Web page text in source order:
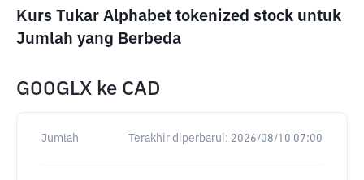
Kurs Tukar Alphabet tokenized stock untuk
Jumlah yang Berbeda
GOOGLX ke CAD
Jumlah Terakhir diperbarui: 2026/08/10 07:00